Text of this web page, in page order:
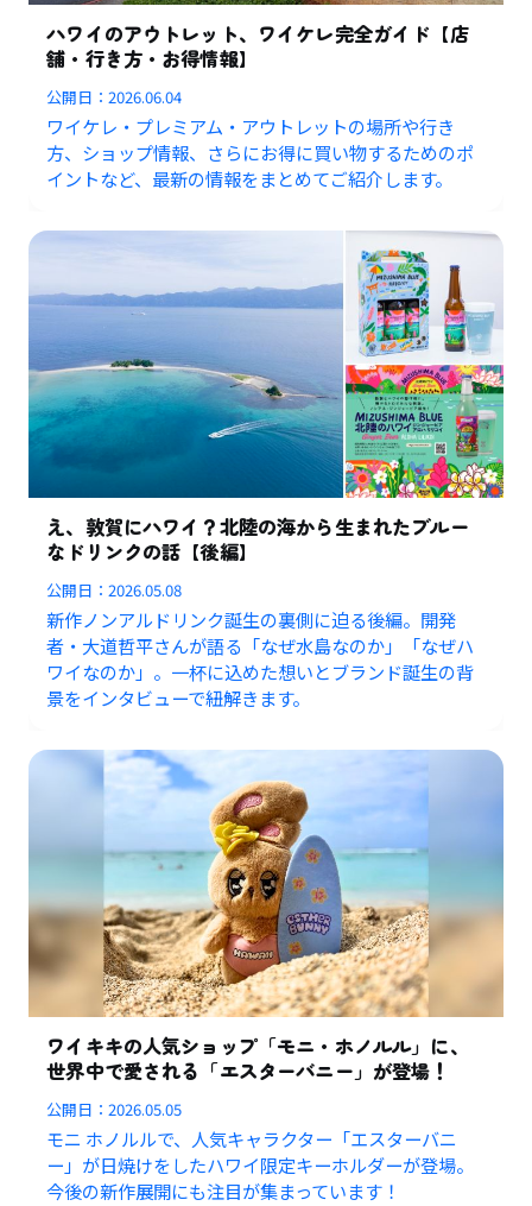
ハワイのアウトレット、ワイケレ完全ガイド【店
舗・行き方・お得情報】
公開日：2026.06.04
ワイケレ・プレミアム・アウトレットの場所や行き
方、ショップ情報、さらにお得に買い物するためのポ
イントなど、最新の情報をまとめてご紹介します。
え、敦賀にハワイ？北陸の海から生まれたブルー
なドリンクの話【後編】
公開日：2026.05.08
新作ノンアルドリンク誕生の裏側に迫る後編。開発
者・大道哲平さんが語る「なぜ水島なのか」「なぜハ
ワイなのか」。一杯に込めた想いとブランド誕生の背
景をインタビューで紐解きます。
ワイキキの人気ショップ「モニ・ホノルル」に、
世界中で愛される「エスターバニー」が登場！
公開日：2026.05.05
モニ ホノルルで、人気キャラクター「エスターバニ
ー」が日焼けをしたハワイ限定キーホルダーが登場。
今後の新作展開にも注目が集まっています！